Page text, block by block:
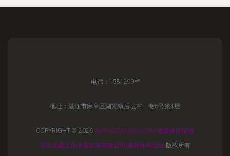
电话：1581299**
地址：湛江市麻章区湖光镇后坛村一巷6号第4层
COPYRIGHT © 2026 WWW.LSVSHOW.COM 健身休闲活动
湛江龙晟文化体育发展有限公司 健身休闲活动 版权所有